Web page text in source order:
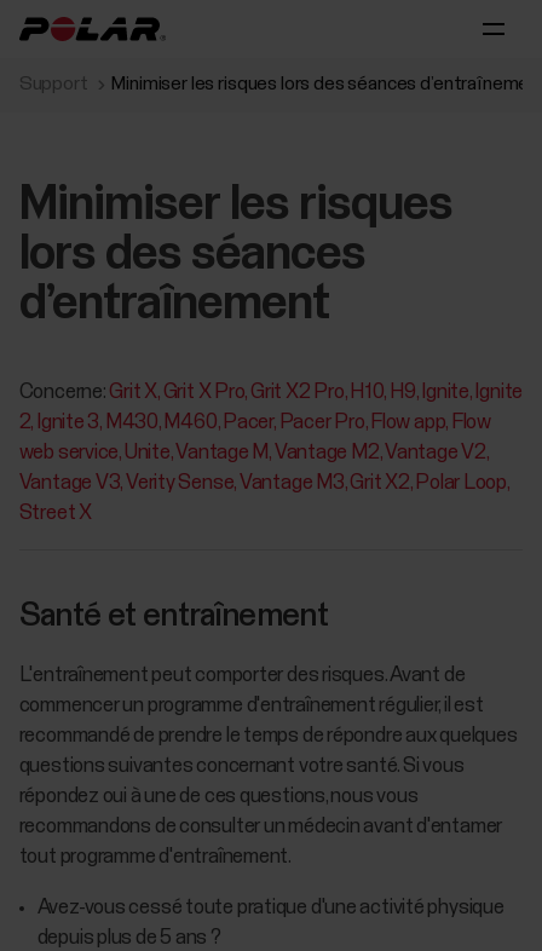
Support Minimiser les risques lors des séances
Minimiser les risques
lors des séances
d’entraînement
Concerne: Grit X Grit X Pro Grit X2 Pro H10 H9 Ignite Ignite
2 Ignite 3 M430 M460 Pacer Pacer Pro Flow app Flow
web service Unite Vantage M Vantage M2 Vantage V2
Vantage V3 Verity Sense Vantage M3 Grit X2 Polar Loop
Street X
Santé et entraînement
L'entraînement peut comporter des risques. Avant de
commencer un programme d'entraînement régulier, il est
recommandé de prendre le temps de répondre aux quelques
questions suivantes concernant votre santé. Si vous
répondez oui à une de ces questions, nous vous
recommandons de consulter un médecin avant d'entamer
tout programme d'entraînement.
Avez-vous cessé toute pratique d'une activité physique
depuis plus de 5 ans ?